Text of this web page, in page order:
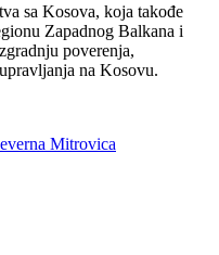
sa Kosova, koja takođe
Zapadnog Balkana i
poverenja,
na Kosovu.
Mitrovica